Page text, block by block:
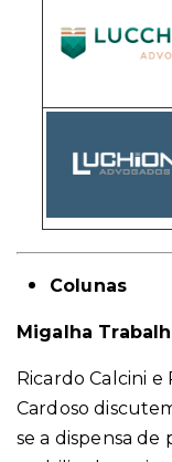
Colunas
Migalha
Ricardo Calcini e
Cardoso
se a dispensa de